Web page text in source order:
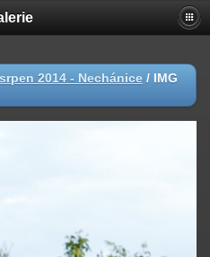
2014 - Nechánice / IMG